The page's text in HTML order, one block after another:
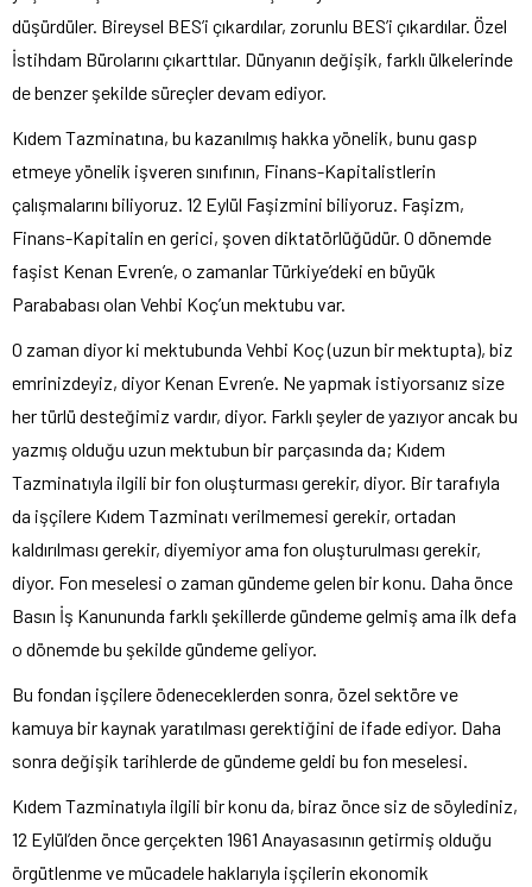
düşürdüler. Bireysel BES’i çıkardılar, zorunlu BES’i çıkardılar. Özel
İstihdam Bürolarını çıkarttılar. Dünyanın değişik, farklı ülkelerinde
de benzer şekilde süreçler devam ediyor.
Kıdem Tazminatına, bu kazanılmış hakka yönelik, bunu gasp
etmeye yönelik işveren sınıfının, Finans-Kapitalistlerin
çalışmalarını biliyoruz. 12 Eylül Faşizmini biliyoruz. Faşizm,
Finans-Kapitalin en gerici, şoven diktatörlüğüdür. O dönemde
faşist Kenan Evren’e, o zamanlar Türkiye’deki en büyük
Parababası olan Vehbi Koç’un mektubu var.
O zaman diyor ki mektubunda Vehbi Koç (uzun bir mektupta), biz
emrinizdeyiz, diyor Kenan Evren’e. Ne yapmak istiyorsanız size
her türlü desteğimiz vardır, diyor. Farklı şeyler de yazıyor ancak bu
yazmış olduğu uzun mektubun bir parçasında da; Kıdem
Tazminatıyla ilgili bir fon oluşturması gerekir, diyor. Bir tarafıyla
da işçilere Kıdem Tazminatı verilmemesi gerekir, ortadan
kaldırılması gerekir, diyemiyor ama fon oluşturulması gerekir,
diyor. Fon meselesi o zaman gündeme gelen bir konu. Daha önce
Basın İş Kanununda farklı şekillerde gündeme gelmiş ama ilk defa
o dönemde bu şekilde gündeme geliyor.
Bu fondan işçilere ödeneceklerden sonra, özel sektöre ve
kamuya bir kaynak yaratılması gerektiğini de ifade ediyor. Daha
sonra değişik tarihlerde de gündeme geldi bu fon meselesi.
Kıdem Tazminatıyla ilgili bir konu da, biraz önce siz de söylediniz,
12 Eylül’den önce gerçekten 1961 Anayasasının getirmiş olduğu
örgütlenme ve mücadele haklarıyla işçilerin ekonomik